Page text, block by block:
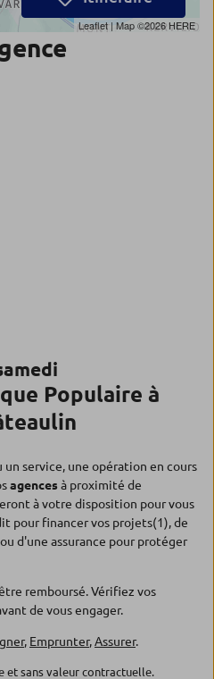
Leaflet| Map ©2026HERE
Populaire à
service, une opération en cours
agencesà proximité de
à votre disposition pour vous
pour financer vos projets(1), de
d'une assurance pour protéger
remboursé. Vérifiez vos
de vous engager.
, Emprunter,Assurer.
et sans valeur contractuelle.